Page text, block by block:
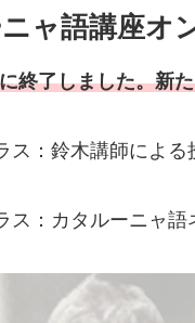
ャ語講座オ
終了しました。新
ス：鈴木講師による
ス：カタルーニャ